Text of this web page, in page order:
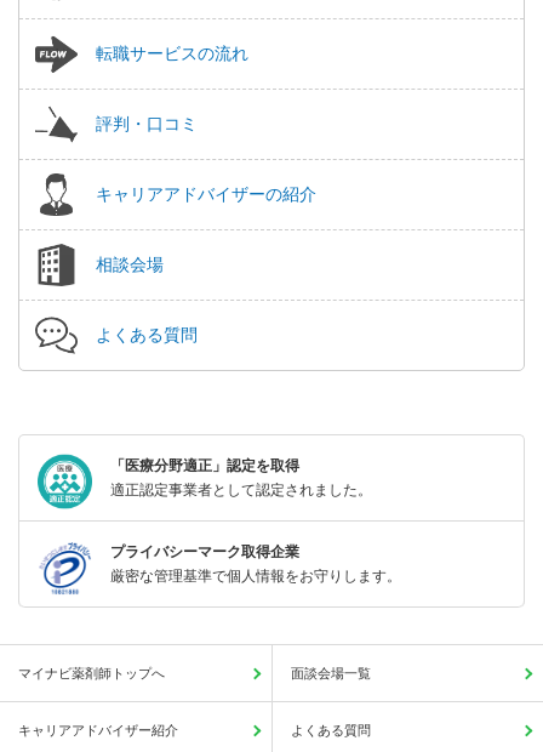
転職サービスの流れ
評判・口コミ
キャリアアドバイザーの紹介
相談会場
よくある質問
「医療分野適正」認定を取得
適正認定事業者として認定されました。
プライバシーマーク取得企業
厳密な管理基準で個人情報をお守りします。
マイナビ薬剤師トップへ 面談会場一覧
キャリアアドバイザー紹介 よくある質問